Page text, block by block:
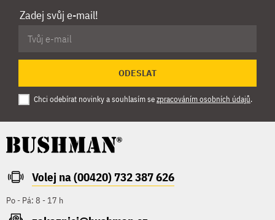
Zadej svůj e-mail!
ODESLAT
Chci odebírat novinky a souhlasím sezpracováním osobních údajů.
Volej na (00420) 732 387 626
Po - Pá: 8 - 17 h